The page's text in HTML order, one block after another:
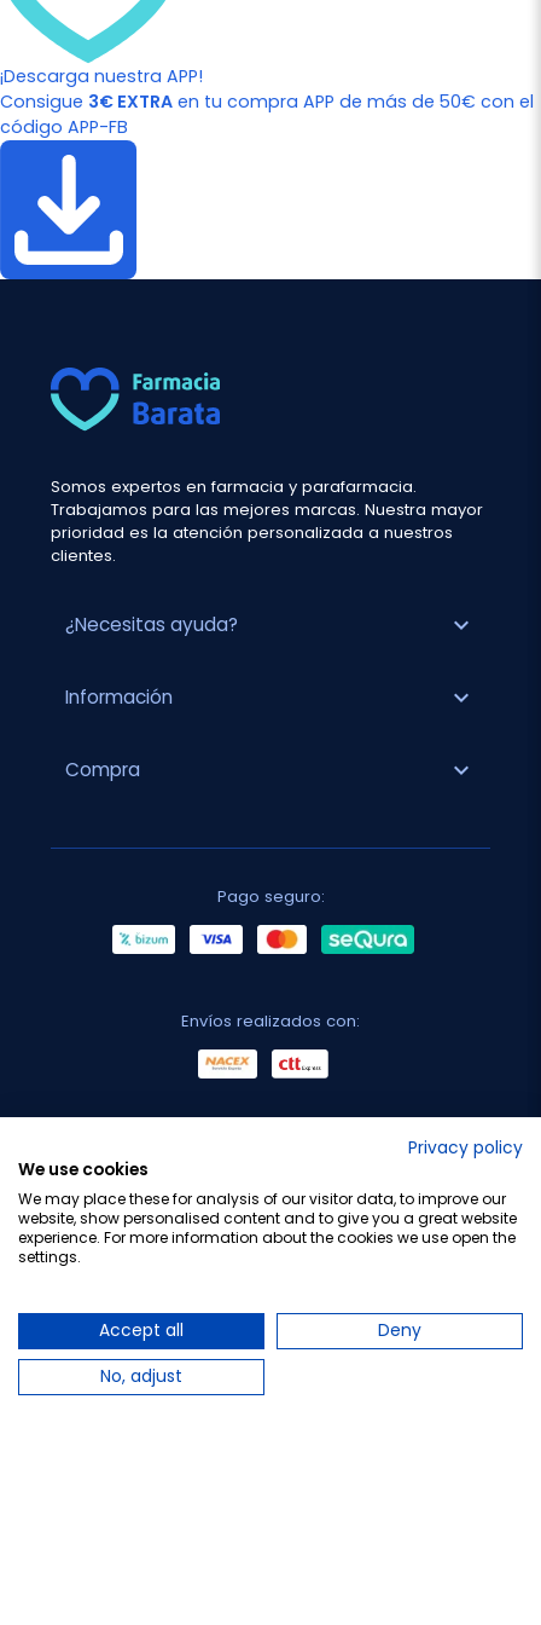
¡Descarga nuestra APP!
Consigue 3€ EXTRA en tu compra APP de más de 50€ con el
código APP-FB
Somos expertos en farmacia y parafarmacia.
Trabajamos para las mejores marcas. Nuestra mayor
prioridad es la atención personalizada a nuestros
clientes.
¿Necesitas ayuda? expand_more
Información expand_more
Compra expand_more
Pago seguro:
Envíos realizados con:
Privacy policy
We use cookies
We may place these for analysis of our visitor data, to improve our
website, show personalised content and to give you a great website
experience. For more information about the cookies we use open the
settings.
Accept all
Deny
No, adjust